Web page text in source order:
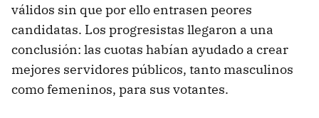
válidos sin que por ello entrasen peores
candidatas. Los progresistas llegaron a una
conclusión: las cuotas habían ayudado a crear
mejores servidores públicos, tanto masculinos
como femeninos, para sus votantes.